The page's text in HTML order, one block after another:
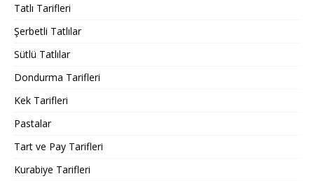
Tatlı Tarifleri
Şerbetli Tatlılar
Sütlü Tatlılar
Dondurma Tarifleri
Kek Tarifleri
Pastalar
Tart ve Pay Tarifleri
Kurabiye Tarifleri